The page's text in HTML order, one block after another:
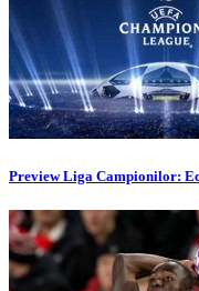
Preview Liga Campionilor: